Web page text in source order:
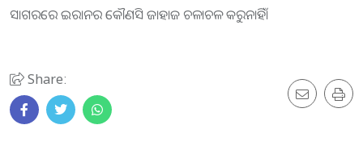
ସାଗରରେ ଇରାନର କୌଣସି ଜାହାଜ ଚଳାଚଳ କରୁନାହିଁ।
Share: